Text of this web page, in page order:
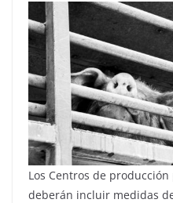
Los Centros de producción
deberán incluir medidas